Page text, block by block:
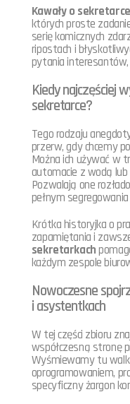
Kawały o sekretarce
których proste
serię komicznych
ripostach i
pytania
Kiedy najczęściej
sekretarce?
Tego rodzaju
przerw, gdy chcemy
Można ich używać w
automacie z wodą
Pozwalają one
pełnym
Krótka historyjka o
zapamiętania i
sekretarkach
każdym zespole
Nowoczesne
i asystentkach
W tej części zbioru
współczesną stronę
Wyśmiewamy tu
oprogramowaniem,
specyficzny żargon